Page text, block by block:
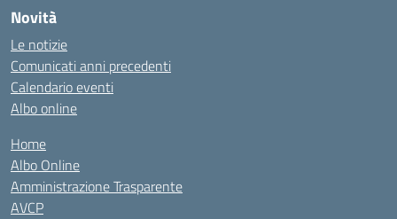
Novità
Le notizie
Comunicati anni precedenti
Calendario eventi
Albo online
Home
Albo Online
Amministrazione Trasparente
AVCP